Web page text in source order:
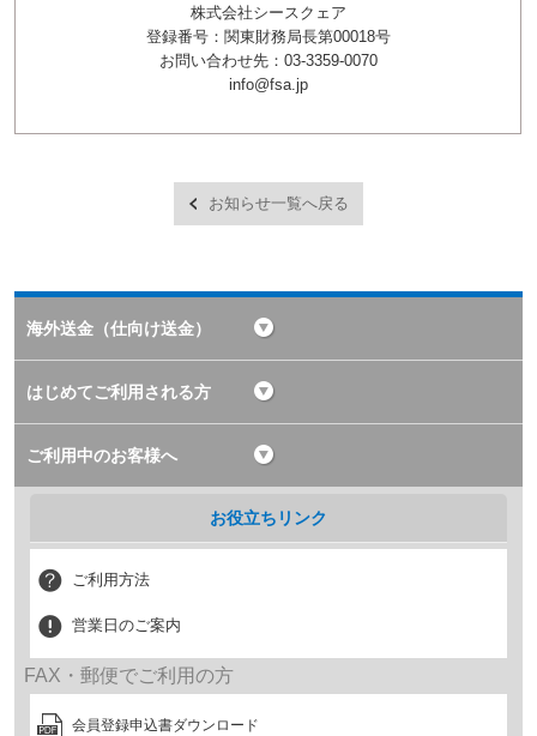
株式会社シースクェア
登録番号：関東財務局長第00018号
お問い合わせ先：03-3359-0070
info@fsa.jp
お知らせ一覧へ戻る
海外送金（仕向け送金）
はじめてご利用される方
ご利用中のお客様へ
お役立ちリンク
ご利用方法
営業日のご案内
FAX・郵便でご利用の方
会員登録申込書ダウンロード